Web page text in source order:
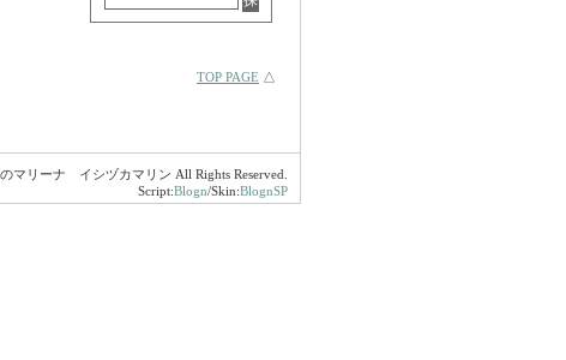
TOP PAGE △
マリーナ イシヅカマリン All Rights Reserved.
Script:Blogn/Skin:BlognSP